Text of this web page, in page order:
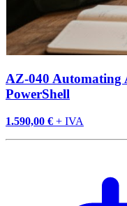
AZ-040
PowerShell
1.590,00 € + IVA